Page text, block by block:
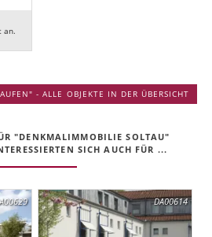
an.
- ALLE OBJEKTE IN DER ÜBERSICHT
"DENKMALIMMOBILIE SOLTAU"
SICH AUCH FÜR ...
DA00614